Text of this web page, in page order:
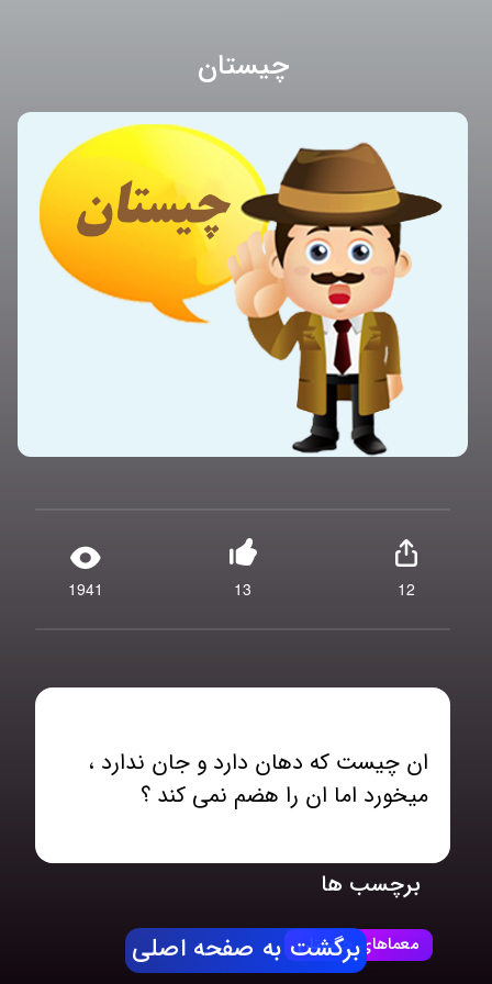
چیستان
1941 13 12
ان چیست که دهان دارد و جان ندارد ،
میخورد اما ان را هضم نمی کند ؟
برچسب ها
معماهای چیستانبرگشت به صفحه اصلی